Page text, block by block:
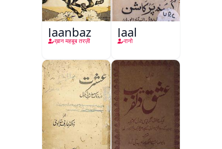
Jaanbaz
ख़ान महबूब तरज़ी
Jaal
रानो